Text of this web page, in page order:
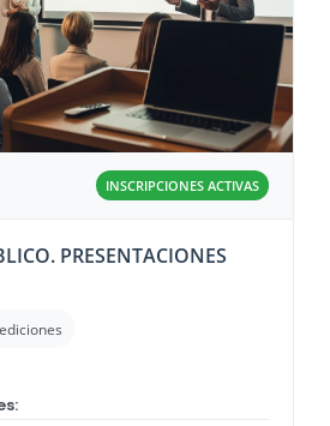
INSCRIPCIONES ACTIVAS
PRESENTACIONES